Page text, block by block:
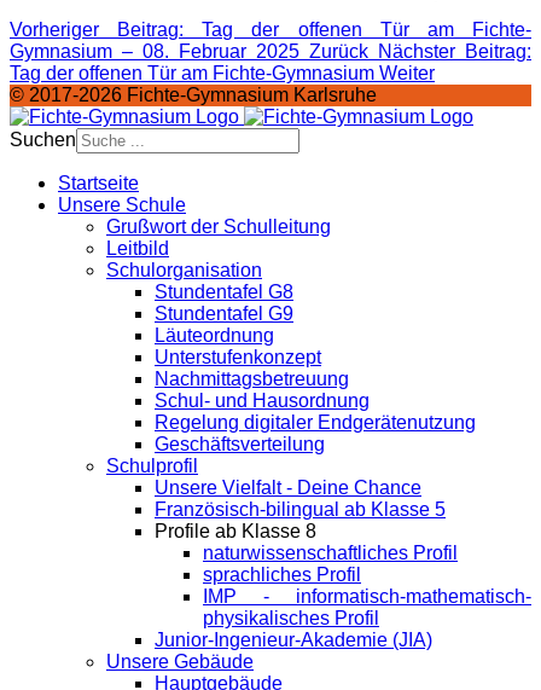
Vorheriger Beitrag: Tag der offenen Tür am Fichte-
Gymnasium – 08. Februar 2025 Zurück Nächster Beitrag:
Tag der offenen Tür am Fichte-Gymnasium Weiter
© 2017-2026 Fichte-Gymnasium Karlsruhe
Suchen
Startseite
Unsere Schule
Grußwort der Schulleitung
Leitbild
Schulorganisation
Stundentafel G8
Stundentafel G9
Läuteordnung
Unterstufenkonzept
Nachmittagsbetreuung
Schul- und Hausordnung
Regelung digitaler Endgeräte­nutzung
Geschäftsverteilung
Schulprofil
Unsere Vielfalt - Deine Chance
Französisch-bilingual ab Klasse 5
Profile ab Klasse 8
naturwissenschaftliches Profil
sprachliches Profil
IMP - informatisch-mathematisch-
physikalisches Profil
Junior-Ingenieur-Akademie (JIA)
Unsere Gebäude
Hauptgebäude